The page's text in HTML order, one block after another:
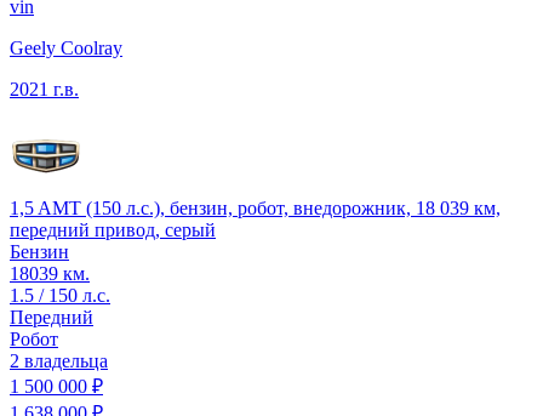
vin
Geely Coolray
2021 г.в.
1,5 AMT (150 л.с.), бензин, робот, внедорожник, 18 039 км,
передний привод, серый
Бензин
18039 км.
1.5 / 150 л.с.
Передний
Робот
2 владельца
1 500 000 ₽